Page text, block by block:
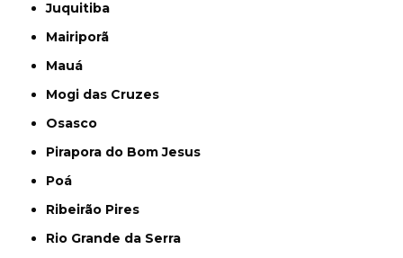
Juquitiba
Mairiporã
Mauá
Mogi das Cruzes
Osasco
Pirapora do Bom Jesus
Poá
Ribeirão Pires
Rio Grande da Serra